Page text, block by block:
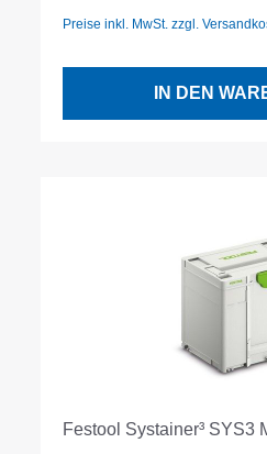
Preise inkl. MwSt. zzgl.
IN DEN
Festool Systainer³ SYS3